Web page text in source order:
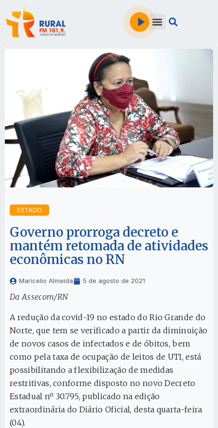
ESTADO
Governo prorroga decreto e
mantém retomada de atividades
econômicas no RN
Maricelio Almeida 5 de agosto de 2021
Da Assecom/RN
A redução da covid-19 no estado do Rio Grande do
Norte, que tem se verificado a partir da diminuição
de novos casos de infectados e de óbitos, bem
como pela taxa de ocupação de leitos de UTI, está
possibilitando a flexibilização de medidas
restritivas, conforme disposto no novo Decreto
Estadual nº 30.795, publicado na edição
extraordinária do Diário Oficial, desta quarta-feira
(04).